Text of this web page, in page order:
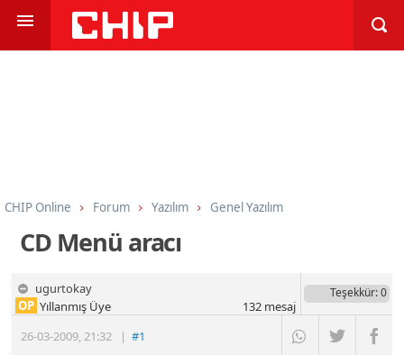
CHIP Online Forum Yazılım Genel Yazılım
CD Menü aracı
ugurtokay
26-03-2009,21:32 |#1
OP Yıllanmış Üye
Teşekkür: 0
132mesaj